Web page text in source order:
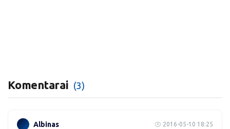
Komentarai (3)
Albinas 2016-05-10 18:25